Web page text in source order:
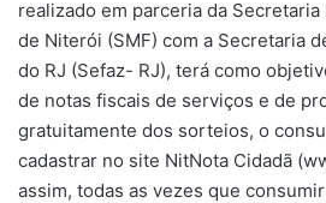
realizado em parceria da
de Niterói (SMF) com a Secretaria
do RJ (Sefaz- RJ), terá como
de notas fiscais de serviços e de
gratuitamente dos sorteios, o
cadastrar no site NitNota Cidadã
assim, todas as vezes que